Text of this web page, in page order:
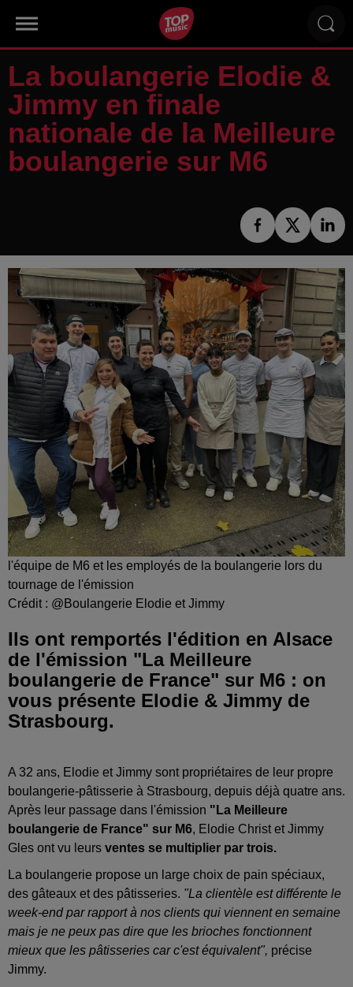
La boulangerie Elodie &
Jimmy en finale
nationale de la Meilleure
boulangerie sur M6
l'équipe de M6 et les employés de la boulangerie lors du
tournage de l'émission
Crédit : @Boulangerie Elodie et Jimmy
Ils ont remportés l'édition en Alsace
de l'émission "La Meilleure
boulangerie de France" sur M6 : on
vous présente Elodie & Jimmy de
Strasbourg.
A 32 ans, Elodie et Jimmy sont propriétaires de leur propre
boulangerie-pâtisserie à Strasbourg, depuis déjà quatre ans.
Après leur passage dans l'émission "La Meilleure
boulangerie de France" sur M6, Elodie Christ et Jimmy
Gles ont vu leurs ventes se multiplier par trois.
La boulangerie propose un large choix de pain spéciaux,
des gâteaux et des pâtisseries. "La clientèle est différente le
week-end par rapport à nos clients qui viennent en semaine
mais je ne peux pas dire que les brioches fonctionnent
mieux que les pâtisseries car c'est équivalent", précise
Jimmy.